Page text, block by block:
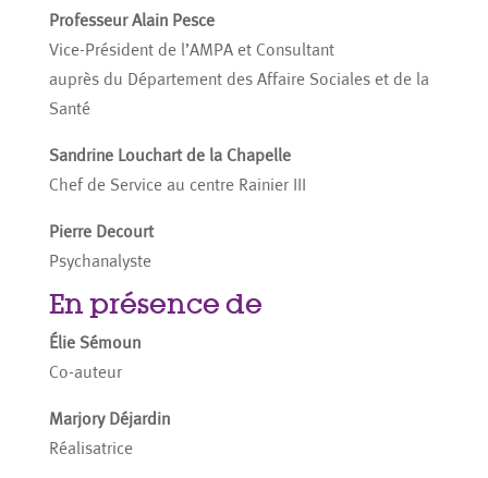
Professeur Alain Pesce
Vice-Président de l’AMPA et Consultant
auprès du Département des Affaire Sociales et de la
Santé
Sandrine Louchart de la Chapelle
Chef de Service au centre Rainier III
Pierre Decourt
Psychanalyste
En présence de
Élie Sémoun
Co-auteur
Marjory Déjardin
Réalisatrice